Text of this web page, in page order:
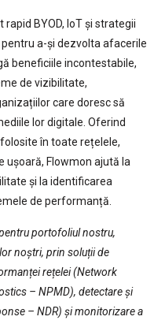
BYOD, IoT și strategii
a-și dezvolta afacerile
beneficiile incontestabile,
de vizibilitate,
care doresc să
lor digitale. Oferind
în toate rețelele,
ușoară, Flowmon ajută la
și la identificarea
de performanță.
portofoliul nostru,
noștri, prin soluții de
rețelei (Network
– NPMD), detectare și
– NDR) și monitorizare a